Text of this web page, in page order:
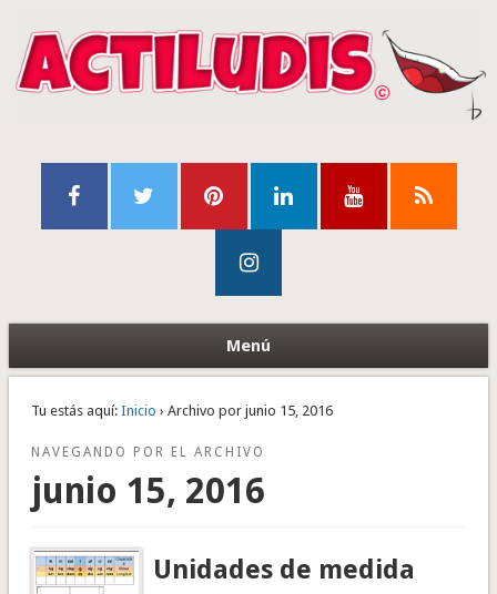
Menú
Tu estás aquí: Inicio › Archivo por junio 15, 2016
NAVEGANDO POR EL ARCHIVO
junio 15, 2016
Unidades de medida